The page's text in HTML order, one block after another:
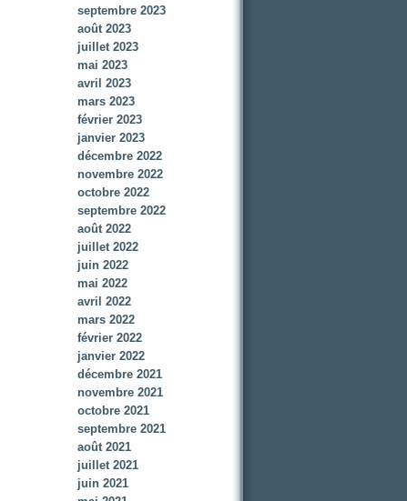
septembre 2023
août 2023
juillet 2023
mai 2023
avril 2023
mars 2023
février 2023
janvier 2023
décembre 2022
novembre 2022
octobre 2022
septembre 2022
août 2022
juillet 2022
juin 2022
mai 2022
avril 2022
mars 2022
février 2022
janvier 2022
décembre 2021
novembre 2021
octobre 2021
septembre 2021
août 2021
juillet 2021
juin 2021